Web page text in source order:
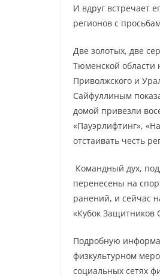
И вдруг встречает
регионов с
Две золотых, две
Тюменской области
Приволжского и
Сайфуллиным
домой привезли
«Пауэрлифтинг»,
отстаивать честь
Командный дух,
перенесены на
ранений, и сейчас
«Кубок Защитников
Подробную
физкультурном
социальных сетях